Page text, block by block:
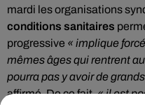
mardi les organisations
conditions sanitaires
progressive « implique
mêmes âges qui rentrent
pourra pas y avoir de
affirmé. De ce fait,« il est